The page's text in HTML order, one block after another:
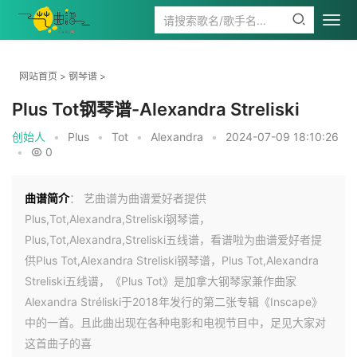
网站首页 > 钢琴谱 >
Plus Tot钢琴谱-Alexandra Streliski
创始人 • Plus • Tot • Alexandra •
2024-07-09 18:10:26
•
0
曲谱简介： 艺曲谱为曲谱爱好者提供
Plus,Tot,Alexandra,Streliski钢琴谱，
Plus,Tot,Alexandra,Streliski五线谱，看谱啦为曲谱爱好者提
供Plus Tot,Alexandra Streliski钢琴谱，Plus Tot,Alexandra
Streliski五线谱，《Plus Tot》是加拿大钢琴家兼作曲家
Alexandra Stréliski于2018年发行的第二张专辑《Inscape》
中的一首。且此曲出现在各种电影和电视节目中，足见大家对
这首曲子的喜